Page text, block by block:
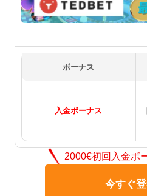
テッドベットにアプ
テッドベットは優良カジ
3ステップでテッドベット
ボーナス
入金ボーナス
2000€初回入金ボ
今すぐ登